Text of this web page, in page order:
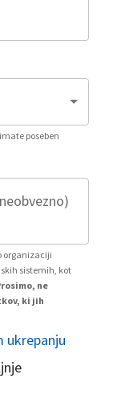
poseben
organizaciji
sistemih, kot
ne
ki jih
ukrepanju